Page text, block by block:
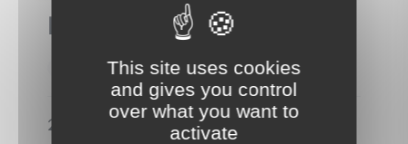
Les Houches (74310)
15 Pièce(s) 10 Chambre(s)
2 300 000 €
This site uses cookies
and gives you control
over what you want to
activate